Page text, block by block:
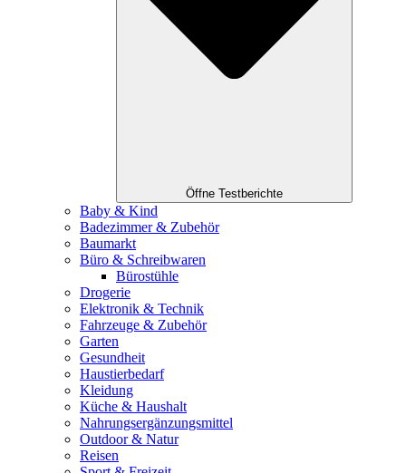
Öffne Testberichte
Baby & Kind
Badezimmer & Zubehör
Baumarkt
Büro & Schreibwaren
Bürostühle
Drogerie
Elektronik & Technik
Fahrzeuge & Zubehör
Garten
Gesundheit
Haustierbedarf
Kleidung
Küche & Haushalt
Nahrungsergänzungsmittel
Outdoor & Natur
Reisen